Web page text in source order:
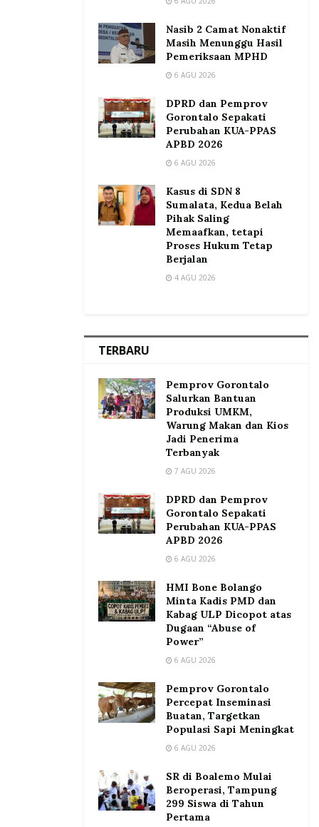
Nasib 2 Camat Nonaktif
Masih Menunggu Hasil
Pemeriksaan MPHD
6 AGU 2026
DPRD dan Pemprov
Gorontalo Sepakati
Perubahan KUA-PPAS
APBD 2026
6 AGU 2026
Kasus di SDN 8
Sumalata, Kedua Belah
Pihak Saling
Memaafkan, tetapi
Proses Hukum Tetap
Berjalan
4 AGU 2026
TERBARU
Pemprov Gorontalo
Salurkan Bantuan
Produksi UMKM,
Warung Makan dan Kios
Jadi Penerima
Terbanyak
7 AGU 2026
DPRD dan Pemprov
Gorontalo Sepakati
Perubahan KUA-PPAS
APBD 2026
6 AGU 2026
HMI Bone Bolango
Minta Kadis PMD dan
Kabag ULP Dicopot atas
Dugaan “Abuse of
Power”
6 AGU 2026
Pemprov Gorontalo
Percepat Inseminasi
Buatan, Targetkan
Populasi Sapi Meningkat
6 AGU 2026
SR di Boalemo Mulai
Beroperasi, Tampung
299 Siswa di Tahun
Pertama